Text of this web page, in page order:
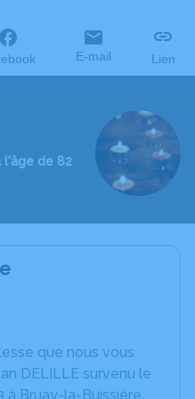
E-mail Lien
l'âge de 82
que nous vous
DELILLE survenu le
Bruay-la-Buissière.